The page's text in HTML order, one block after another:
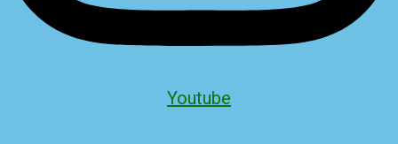
Youtube